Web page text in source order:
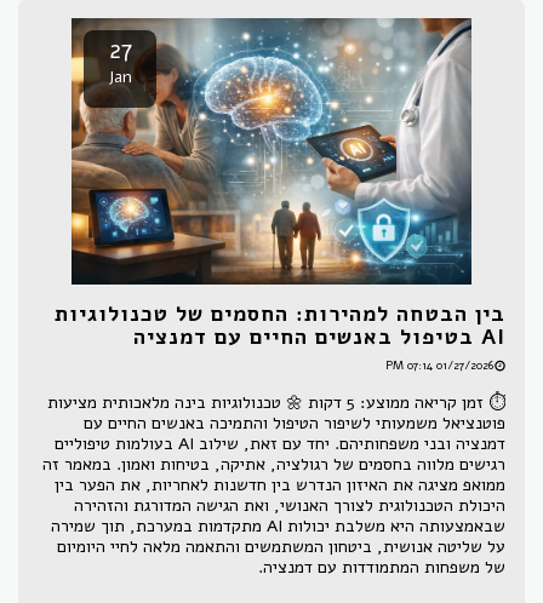
27
Jan
בין הבטחה למהירות: החסמים של טכנולוגיות
AI בטיפול באנשים החיים עם דמנציה
01/27/2026 07:14 PM
⏱ זמן קריאה ממוצע: 5 דקות 🌼 טכנולוגיות בינה מלאכותית מציעות
פוטנציאל משמעותי לשיפור הטיפול והתמיכה באנשים החיים עם
דמנציה ובני משפחותיהם. יחד עם זאת, שילוב AI בעולמות טיפוליים
רגישים מלווה בחסמים של רגולציה, אתיקה, בטיחות ואמון. במאמר זה
ממואפ מציגה את האיזון הנדרש בין חדשנות לאחריות, את הפער בין
היכולת הטכנולוגית לצורך האנושי, ואת הגישה המדורגת והזהירה
שבאמצעותה היא משלבת יכולות AI מתקדמות במערכת, תוך שמירה
על שליטה אנושית, ביטחון המשתמשים והתאמה מלאה לחיי היומיום
של משפחות המתמודדות עם דמנציה.